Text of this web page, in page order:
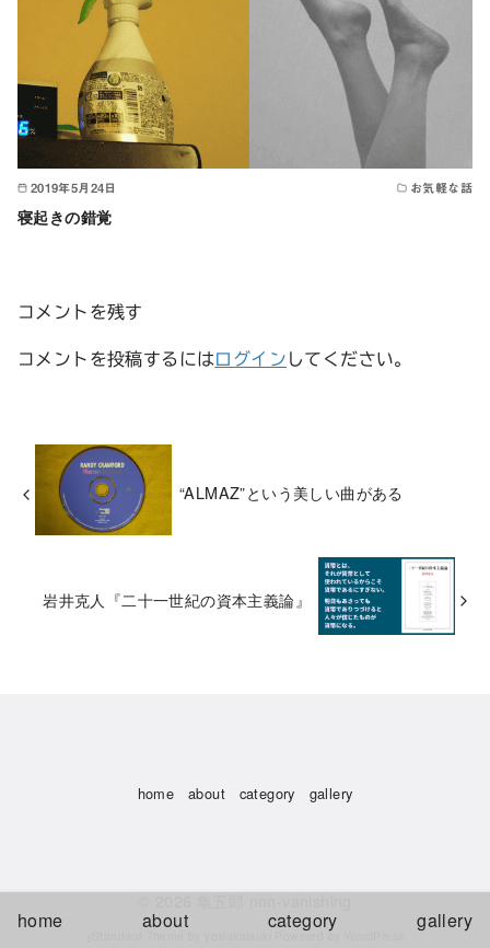
2019年5月24日 お気軽な話
寝起きの錯覚
コメントを残す
コメントを投稿するにはログイン してください。
“ALMAZ”という美しい曲がある
岩井克人『二十一世紀の資本主義論』
home about category gallery
Powered by
home about category gallery